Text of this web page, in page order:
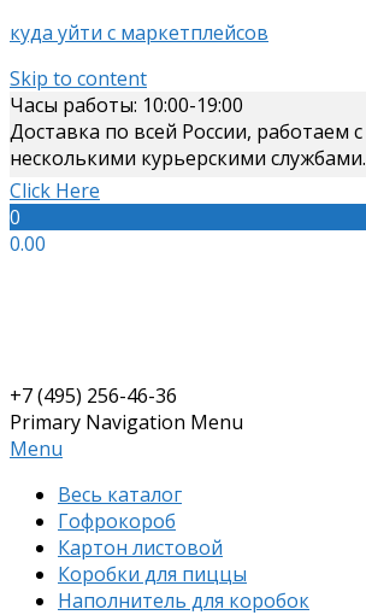
куда уйти с маркетплейсов
Skip to content
Часы работы: 10:00-19:00
Доставка по всей России, работаем с
несколькими курьерскими службами.
Click Here
0
0.00
+7 (495) 256-46-36
Primary Navigation Menu
Menu
Весь каталог
Гофрокороб
Картон листовой
Коробки для пиццы
Наполнитель для коробок